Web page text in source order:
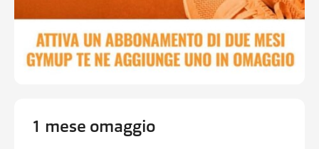
1 mese omaggio